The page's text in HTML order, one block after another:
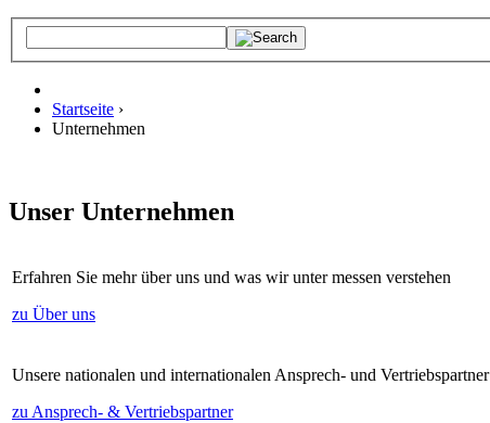
Startseite ›
Unternehmen
Unser Unternehmen
Erfahren Sie mehr über uns und was wir unter messen verstehen
zu Über uns
Unsere nationalen und internationalen Ansprech- und Vertriebspartner
zu Ansprech- & Vertriebspartner